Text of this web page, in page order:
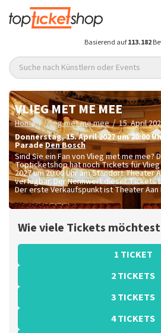
Basierend auf113.182
Suche nach Künstlern oder Events
VLIEG MET ME MEE
Home / Vlieg met me mee / 15. April
Donnerstag,15. April 2027 um 20:00
ParadeDen Bosch
Sind Sie ein Fan von Vlieg met me mee?
Topticketshop hat noch Tickets für
2027 um 20:00 Uhr am Standort Theater
verfügbar. Der Nennwert dieser
Der erste Verkaufspunkt ist Theater Aan
Wie viele Tickets
1 TICKET
2 TICKETS
3 TICKETS
4 TICKETS